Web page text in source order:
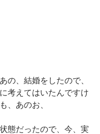
の、結婚をしたので、
考えてはいたんですけ
、あのお、
態だったので、今、実